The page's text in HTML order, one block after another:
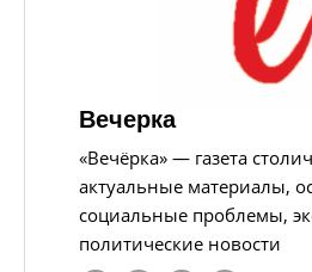
Вечерка
«Вечёрка» — газета
актуальные материалы,
социальные проблемы,
политические новости